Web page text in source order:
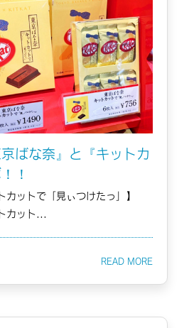
ばな奈』と『キットカ
！
ットで「見ぃつけたっ」】
カット...